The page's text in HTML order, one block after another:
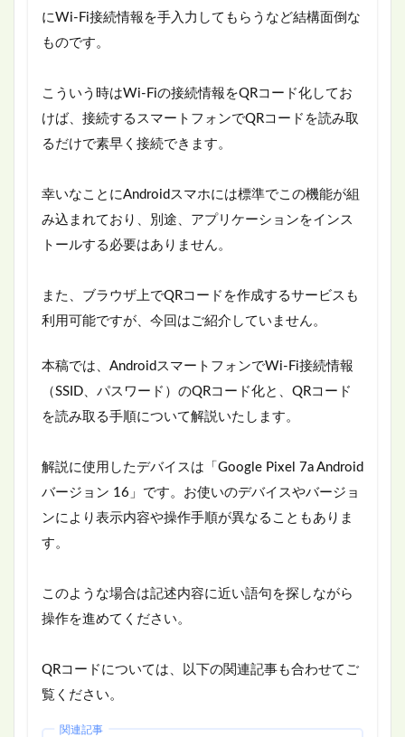
にWi-Fi接続情報を手入力してもらうなど結構面倒な
ものです。
こういう時はWi-Fiの接続情報をQRコード化してお
けば、接続するスマートフォンでQRコードを読み取
るだけで素早く接続できます。
幸いなことにAndroidスマホには標準でこの機能が組
み込まれており、別途、アプリケーションをインス
トールする必要はありません。
また、ブラウザ上でQRコードを作成するサービスも
利用可能ですが、今回はご紹介していません。
本稿では、AndroidスマートフォンでWi-Fi接続情報
（SSID、パスワード）のQRコード化と、QRコード
を読み取る手順について解説いたします。
解説に使用したデバイスは「Google Pixel 7a Android
バージョン 16」です。お使いのデバイスやバージョ
ンにより表示内容や操作手順が異なることもありま
す。
このような場合は記述内容に近い語句を探しながら
操作を進めてください。
QRコードについては、以下の関連記事も合わせてご
覧ください。
関連記事